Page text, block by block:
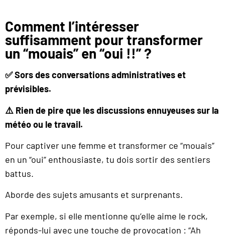
Comment l’intéresser
suffisamment pour transformer
un “mouais” en “oui !!” ?
✅ Sors des conversations administratives et
prévisibles.
⚠️ Rien de pire que les discussions ennuyeuses sur la
météo ou le travail.
Pour captiver une femme et transformer ce “mouais”
en un “oui” enthousiaste, tu dois sortir des sentiers
battus.
Aborde des sujets amusants et surprenants.
Par exemple, si elle mentionne qu’elle aime le rock,
réponds-lui avec une touche de provocation : “Ah